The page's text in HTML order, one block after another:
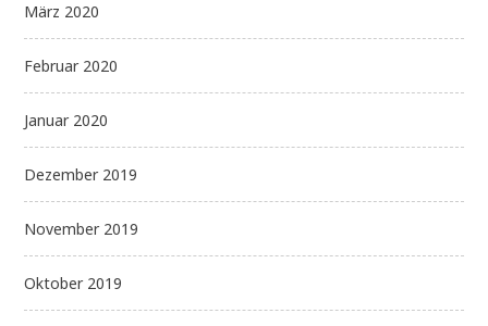
März 2020
Februar 2020
Januar 2020
Dezember 2019
November 2019
Oktober 2019